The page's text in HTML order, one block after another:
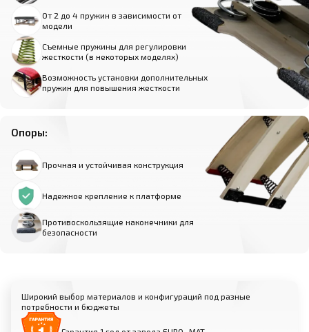
От 2 до 4 пружин в зависимости от
модели
Съемные пружины для регулировки
жесткости (в некоторых моделях)
Возможность установки дополнительных
пружин для повышения жесткости
Опоры:
Прочная и устойчивая конструкция
Надежное крепление к платформе
Противоскользящие наконечники для
безопасности
Широкий выбор материалов и конфигураций под разные
потребности и бюджеты